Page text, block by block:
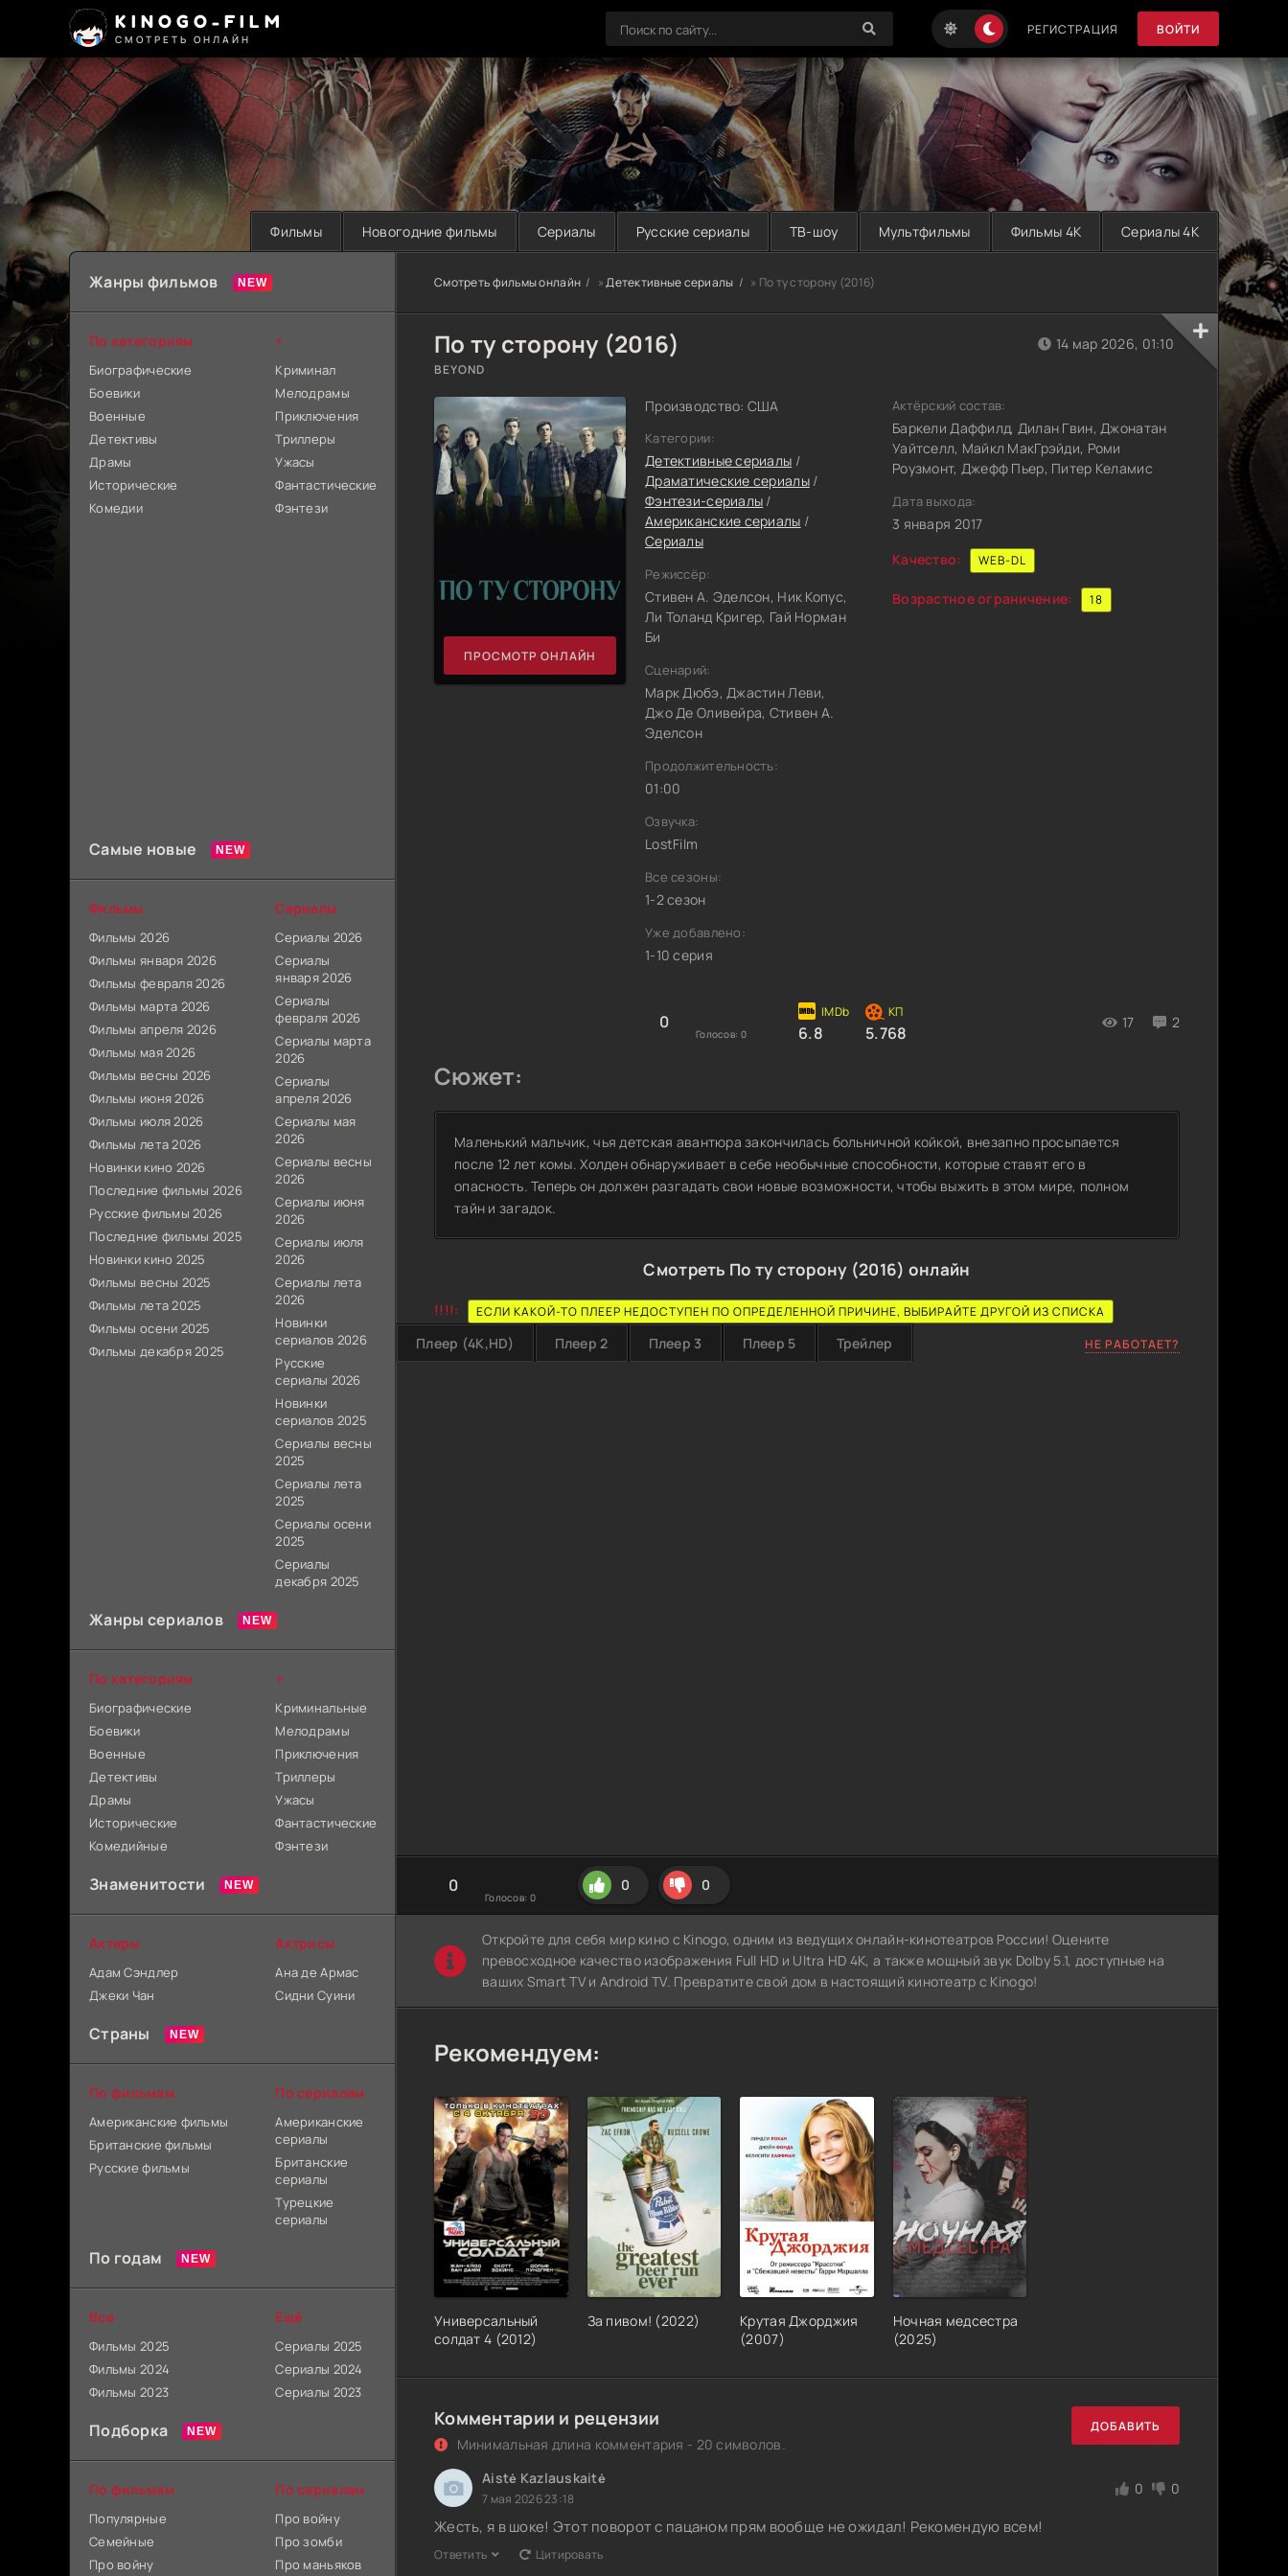
KINOGO-FILM
СМОТРЕТЬ ОНЛАЙН
РЕГИСТРАЦИЯ ВОЙТИ
Фильмы Новогодние фильмы Сериалы Русские сериалы ТВ-шоу Мультфильмы Фильмы 4K Сериалы 4K
Смотреть фильмы онлайн »Детективные сериалы » По ту сторону (2016)
По ту сторону (2016)
BEYOND
ПРОСМОТР ОНЛАЙН
Производство: США
Категории:
Детективные сериалы /
Драматические сериалы/
Фэнтези-сериалы /
Американские сериалы /
Сериалы
Режиссёр:
Стивен А. Эделсон, Ник Копус,
Ли Толанд Кригер, Гай Норман
Би
Сценарий:
Марк Дюбэ, Джастин Леви,
Джо Де Оливейра, Стивен А.
Эделсон
Продолжительность:
01:00
Озвучка:
LostFilm
Все сезоны:
1-2 сезон
Уже добавлено:
1-10 серия
0
Голосов: 0 6.8 5.768
17 2
14 мар 2026, 01:10
Актёрский состав:
Баркели Даффилд, Дилан Гвин, Джонатан
Уайтселл, Майкл МакГрэйди, Роми
Роузмонт, Джефф Пьер, Питер Келамис
Дата выхода:
3 января 2017
Качество:
WEB-DL
Возрастное ограничение: 18
Сюжет:
Маленький мальчик, чья детская авантюра закончилась больничной койкой, внезапно просыпается
после 12 лет комы. Холден обнаруживает в себе необычные способности, которые ставят его в
опасность. Теперь он должен разгадать свои новые возможности, чтобы выжить в этом мире, полном
тайн и загадок.
Смотреть По ту сторону (2016) онлайн
!!!!: ЕСЛИ КАКОЙ-ТО ПЛЕЕР НЕДОСТУПЕН ПО ОПРЕДЕЛЕННОЙ ПРИЧИНЕ, ВЫБИРАЙТЕ ДРУГОЙ ИЗ СПИСКА
Плеер (4K,HD) Плеер 2 Плеер 3 Плеер 5 Трейлер НЕ РАБОТАЕТ?
0
Голосов: 0
0 0
Откройте для себя мир кино с Kinogo, одним из ведущих онлайн-кинотеатров России! Оцените
превосходное качество изображения Full HD и Ultra HD 4K, а также мощный звук Dolby 5.1, доступные на
ваших Smart TV и Android TV. Превратите свой дом в настоящий кинотеатр с Kinogo!
Рекомендуем:
Универсальный
солдат 4 (2012)
За пивом! (2022)
Крутая Джорджия
(2007)
Ночная медсестра
(2025)
Комментарии и рецензии
Минимальная длина комментария - 20 символов.
ДОБАВИТЬ
Aistė Kazlauskaitė
7 мая 2026 23:18
0 0
Жесть, я в шоке! Этот поворот с пацаном прям вообще не ожидал! Рекомендую всем!
Ответить Цитировать
Жанры фильмов
По категориям
Биографические
Боевики
Военные
Детективы
Драмы
Исторические
Комедии
+
Криминал
Мелодрамы
Приключения
Триллеры
Ужасы
Фантастические
Фэнтези
Самые новые
Фильмы
Фильмы 2026
Фильмы января 2026
Фильмы февраля 2026
Фильмы марта 2026
Фильмы апреля 2026
Фильмы мая 2026
Фильмы весны 2026
Фильмы июня 2026
Фильмы июля 2026
Фильмы лета 2026
Новинки кино 2026
Последние фильмы 2026
Русские фильмы 2026
Последние фильмы 2025
Новинки кино 2025
Фильмы весны 2025
Фильмы лета 2025
Фильмы осени 2025
Фильмы декабря 2025
Сериалы
Сериалы 2026
Сериалы
января 2026
Сериалы
февраля 2026
Сериалы марта
2026
Сериалы
апреля 2026
Сериалы мая
2026
Сериалы весны
2026
Сериалы июня
2026
Сериалы июля
2026
Сериалы лета
2026
Новинки
сериалов 2026
Русские
сериалы 2026
Новинки
сериалов 2025
Сериалы весны
2025
Сериалы лета
2025
Сериалы осени
2025
Сериалы
декабря 2025
Жанры сериалов
По категориям
Биографические
Боевики
Военные
Детективы
Драмы
Исторические
Комедийные
+
Криминальные
Мелодрамы
Приключения
Триллеры
Ужасы
Фантастические
Фэнтези
Знаменитости
Актеры
Адам Сэндлер
Джеки Чан
Актрисы
Ана де Армас
Сидни Суини
Страны
По фильмам
Американские фильмы
Британские фильмы
Русские фильмы
По сериалам
Американские
сериалы
Британские
сериалы
Турецкие
сериалы
По годам
Все
Фильмы 2025
Фильмы 2024
Фильмы 2023
Ещё
Сериалы 2025
Сериалы 2024
Сериалы 2023
Подборка
По фильмам
Популярные
Семейные
Про войну
По сериалам
Про войну
Про зомби
Про маньяков